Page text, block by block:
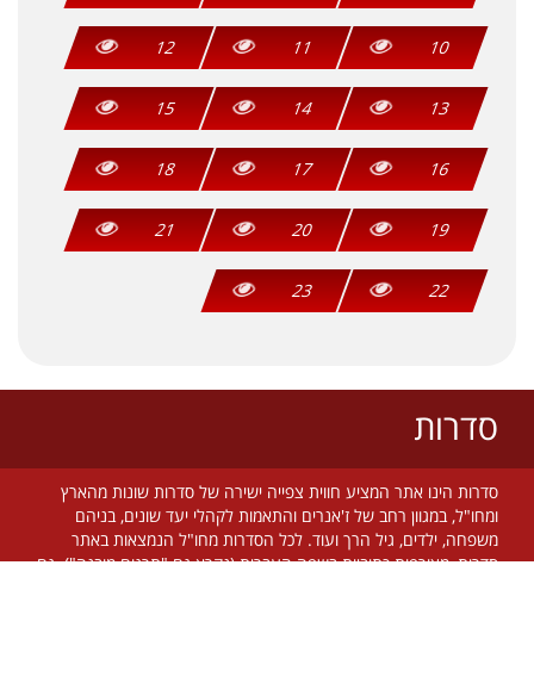
10
11
12
13
14
15
16
17
18
19
20
21
22
23
סדרות
סדרות הינו אתר המציע חווית צפייה ישירה של סדרות שונות מהארץ
ומחו"ל, במגוון רחב של ז'אנרים והתאמות לקהלי יעד שונים, בניהם
משפחה, ילדים, גיל הרך ועוד. לכל הסדרות מחו"ל הנמצאות באתר
סדרות, מצורפות כתוביות בשפה העברית (נקרא גם "תרגום מובנה"). גם